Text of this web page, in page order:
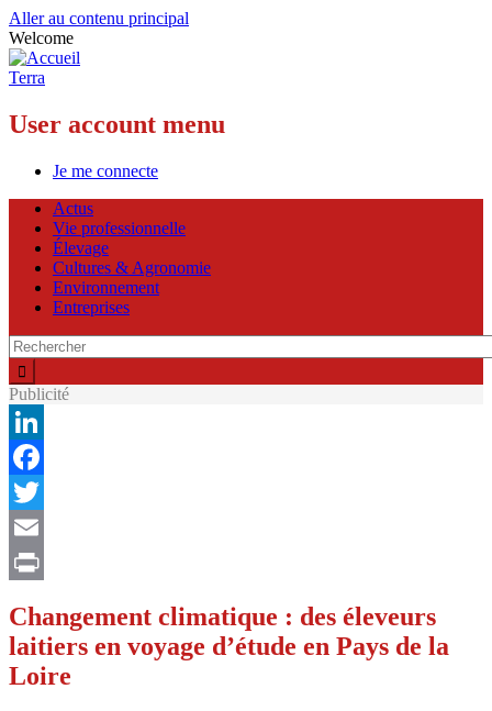
Aller au contenu principal
Welcome
Terra
User account menu
Je me connecte
Actus
Vie professionnelle
Élevage
Cultures & Agronomie
Environnement
Entreprises
Publicité
LinkedIn
Facebook
Twitter
Email
Changement climatique : des éleveurs
laitiers en voyage d’étude en Pays de la
Loire